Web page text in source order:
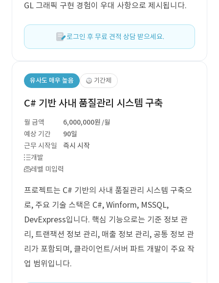
GL 그래픽 구현 경험이 우대 사항으로 제시됩니다.
로그인 후 무료 견적 상담 받으세요.
유사도 매우 높음 기간제
C# 기반 사내 품질관리 시스템 구축
월 금액 6,000,000원 /월
예상 기간
90일
근무 시작일
즉시 시작
개발
레벨 미입력
프로젝트는 C# 기반의 사내 품질관리 시스템 구축으
로, 주요 기술 스택은 C#, Winform, MSSQL,
DevExpress입니다. 핵심 기능으로는 기준 정보 관
리, 트랜잭션 정보 관리, 매출 정보 관리, 공통 정보 관
리가 포함되며, 클라이언트/서버 파트 개발이 주요 작
업 범위입니다.